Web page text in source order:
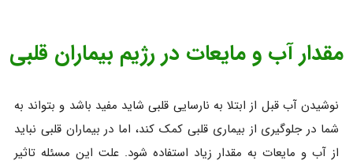
مقدار آب و مایعات در رژیم بیماران قلبی
نوشیدن آب قبل از ابتلا به نارسایی قلبی شاید مفید باشد و بتواند به
شما در جلوگیری از بیماری قلبی کمک کند، اما در بیماران قلبی نباید
از آب و مایعات به مقدار زیاد استفاده شود. علت این مسئله تاثیر